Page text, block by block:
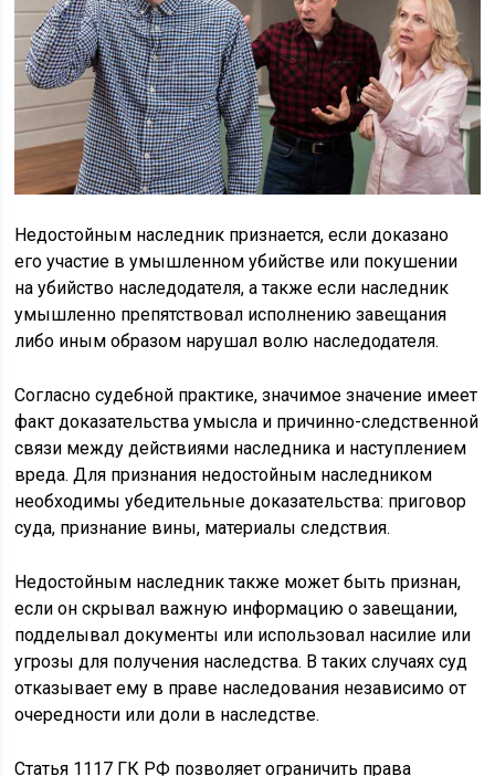
Недостойным наследник признается, если доказано
его участие в умышленном убийстве или покушении
на убийство наследодателя, а также если наследник
умышленно препятствовал исполнению завещания
либо иным образом нарушал волю наследодателя.
Согласно судебной практике, значимое значение имеет
факт доказательства умысла и причинно-следственной
связи между действиями наследника и наступлением
вреда. Для признания недостойным наследником
необходимы убедительные доказательства: приговор
суда, признание вины, материалы следствия.
Недостойным наследник также может быть признан,
если он скрывал важную информацию о завещании,
подделывал документы или использовал насилие или
угрозы для получения наследства. В таких случаях суд
отказывает ему в праве наследования независимо от
очередности или доли в наследстве.
Статья 1117 ГК РФ позволяет ограничить права